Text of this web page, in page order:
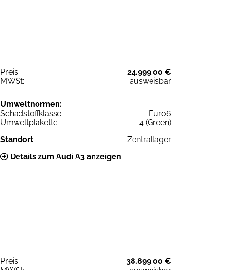
Preis:
24.999,00 €
MWSt:
ausweisbar
Umweltnormen:
Schadstoffklasse
Euro6
Umweltplakette
4 (Green)
Standort
Zentrallager
Details zum Audi A3 anzeigen
Preis:
38.899,00 €